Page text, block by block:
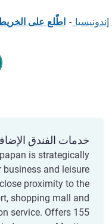
- اطّلع على
خدمات الفندق
is strategically
business and leisure
proximity to the
shopping mall and
service. Offers 155